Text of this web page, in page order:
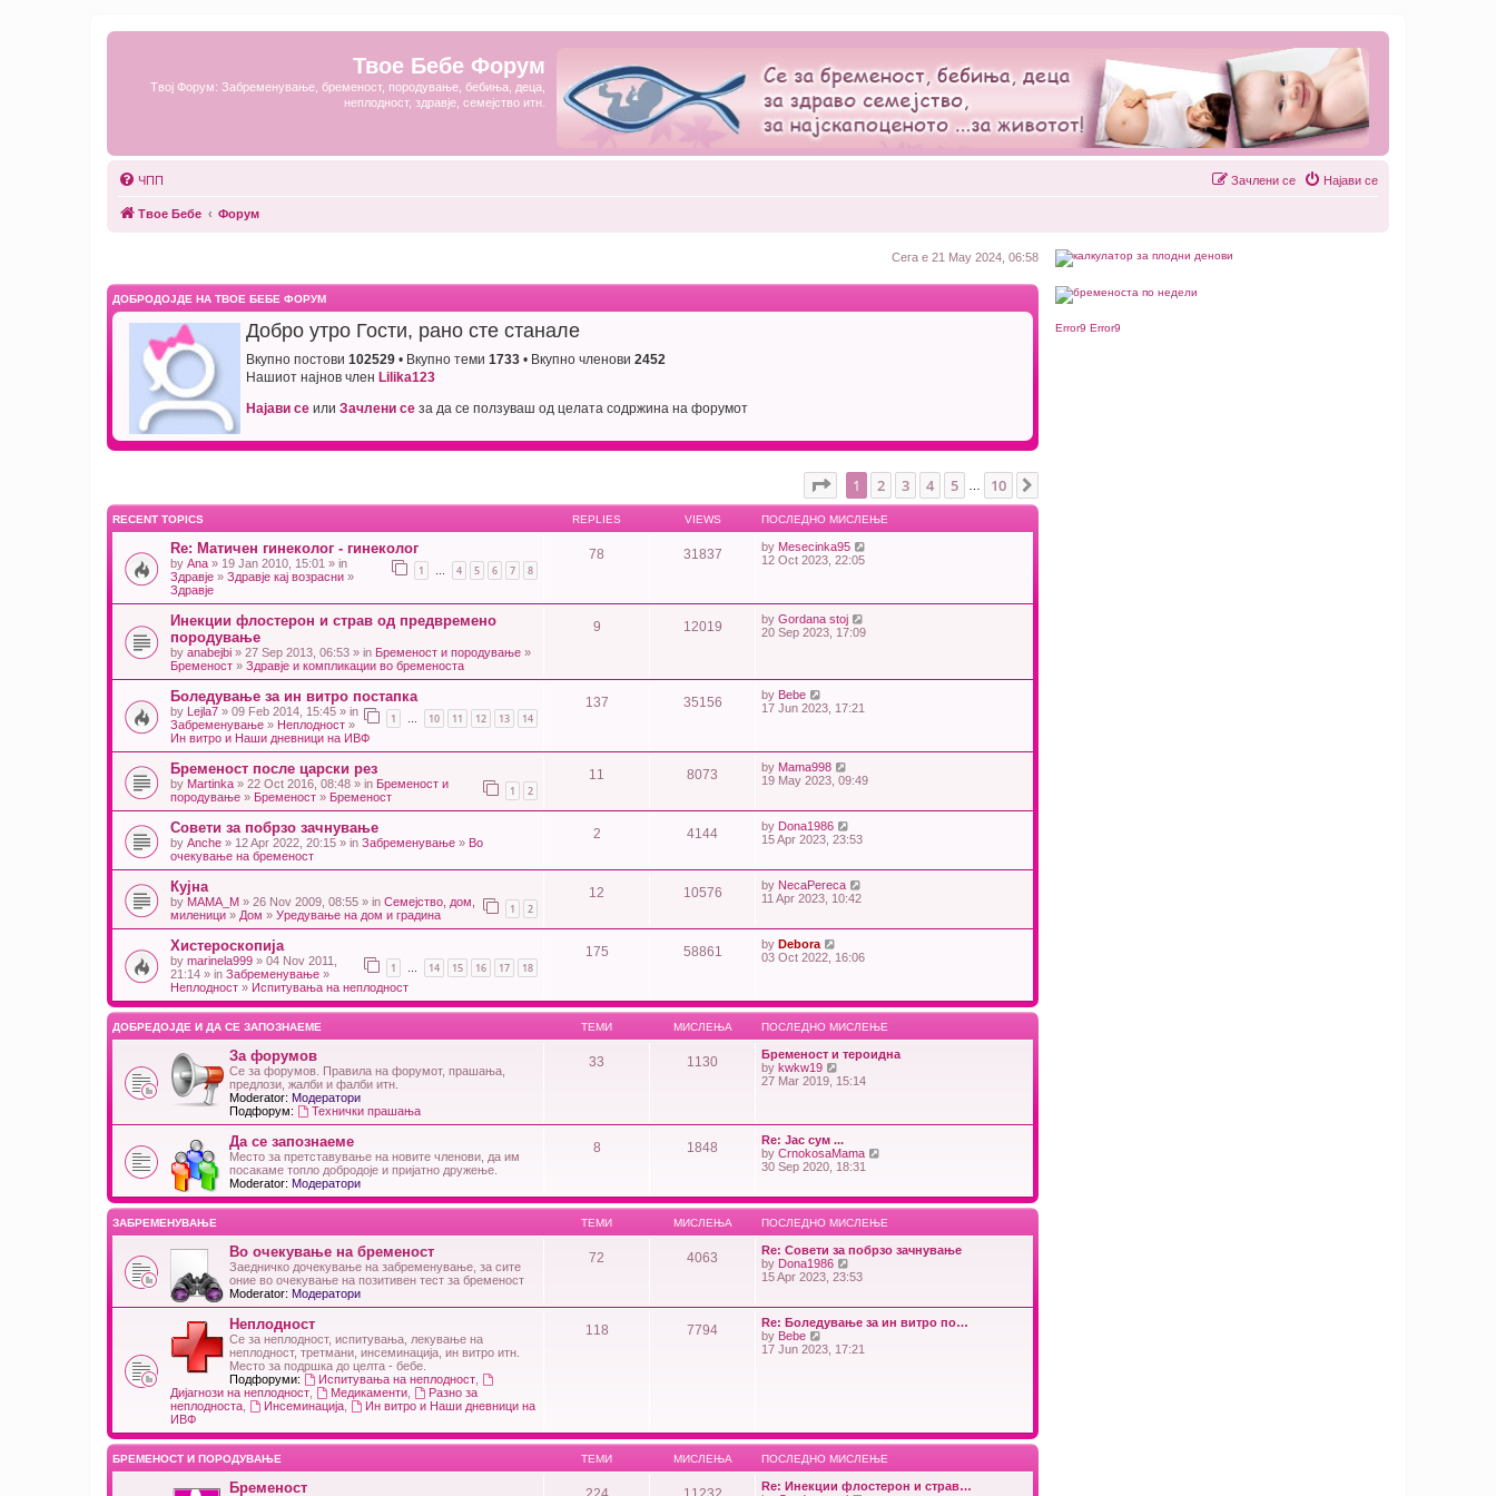
Твое Бебе Форум
Твој Форум: Забременување, бременост, породување, бебиња, деца,
неплодност, здравје, семејство итн.
ЧПП Најави се
Зачлени се
Твое Бебе Форум
Сега е 21 May 2024, 06:58
ДОБРОДОЈДЕ НА ТВОЕ БЕБЕ ФОРУМ
Добро утро Гости, рано сте станале
Вкупно постови 102529 • Вкупно теми 1733 • Вкупно членови 2452
Нашиот најнов член Lilika123
Најави се или Зачлени се за да се ползуваш од целата содржина на форумот
Page of 10
1 2 3 4 5 10
RECENT TOPICS REPLIES VIEWS ПОСЛЕДНО МИСЛЕЊЕ
Re: Матичен гинеколог - гинеколог
1 … 4 5 6 7 8
by Ana » 19 Jan 2010, 15:01 » in
Здравје » Здравје кај возрасни »
Здравје
78 31837 by Mesecinka95
12 Oct 2023, 22:05
Инекции флостерон и страв од предвремено
породување
by anabejbi » 27 Sep 2013, 06:53 » in Бременост и породување »
Бременост » Здравје и компликации во бременоста
9 12019 by Gordana stoj
20 Sep 2023, 17:09
Боледување за ин витро постапка
1 … 10 11 12 13 14
by Lejla7 » 09 Feb 2014, 15:45 » in
Забременување » Неплодност »
Ин витро и Наши дневници на ИВФ
137 35156 by Bebe
17 Jun 2023, 17:21
Бременост после царски рез
1 2
by Martinka » 22 Oct 2016, 08:48 » in Бременост и
породување » Бременост » Бременост
11 8073 by Mama998
19 May 2023, 09:49
Совети за побрзо зачнување
by Anche » 12 Apr 2022, 20:15 » in Забременување » Во
очекување на бременост
2 4144 by Dona1986
15 Apr 2023, 23:53
Кујна
1 2
by MAMA_M » 26 Nov 2009, 08:55 » in Семејство, дом,
миленици » Дом » Уредување на дом и градина
12 10576 by NecaPereca
11 Apr 2023, 10:42
Хистероскопија
1 … 14 15 16 17 18
by marinela999 » 04 Nov 2011,
21:14 » in Забременување »
Неплодност » Испитувања на неплодност
175 58861 by Debora
03 Oct 2022, 16:06
ДОБРЕДОЈДЕ И ДА СЕ ЗАПОЗНАЕМЕ ТЕМИ МИСЛЕЊА ПОСЛЕДНО МИСЛЕЊЕ
За форумов
Се за форумов. Правила на форумот, прашања,
предлози, жалби и фалби итн.
Moderator: Модератори
Подфорум:
Технички прашања
33 1130
Бременост и тероидна
by kwkw19
i
e
l
a
e
s
t
p
o
s
t
27 Mar 2019, 15:14
Да се запознаеме
Место за претставување на новите членови, да им
посакаме топло добродоје и пријатно дружење.
Moderator: Модератори
8 1848
Re: Јас сум ...
by CrnokosaMama
t
h
l
a
t
p
30 Sep 2020, 18:31
ЗАБРЕМЕНУВАЊЕ ТЕМИ МИСЛЕЊА ПОСЛЕДНО МИСЛЕЊЕ
Во очекување на бременост
Заедничко дочекување на забременување, за сите
оние во очекување на позитивен тест за бременост
Moderator: Модератори
72 4063
Re: Совети за побрзо зачнување
by Dona1986
i
h
e
l
p
o
s
t
15 Apr 2023, 23:53
Неплодност
Се за неплодност, испитувања, лекување на
неплодност, третмани, инсеминација, ин витро итн.
Место за подршка до целта - бебе.
Подфоруми:
Испитувања на неплодност,
Дијагнози на неплодност
Медикаменти,
Разно за
неплодноста
Инсеминација,
Ин витро и Наши дневници на
ИВФ
118 7794
Re: Боледување за ин витро по…
by Bebe
i
a
t
s
17 Jun 2023, 17:21
БРЕМЕНОСТ И ПОРОДУВАЊЕ ТЕМИ МИСЛЕЊА ПОСЛЕДНО МИСЛЕЊЕ
Бременост
Re: Инекции флостерон и страв…
Error9 Error9